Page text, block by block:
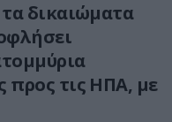
δικαιώματα
προς τις ΗΠΑ, με